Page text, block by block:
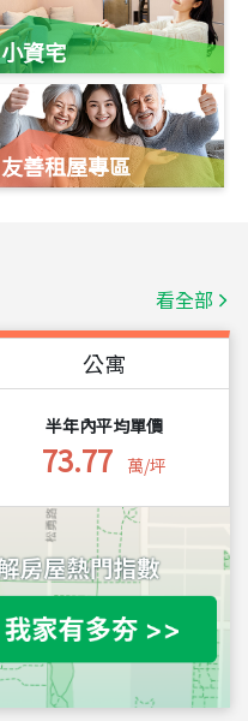
小資宅
友善租屋專區
看全部
公寓
半年內平均單價
73.77 萬/坪